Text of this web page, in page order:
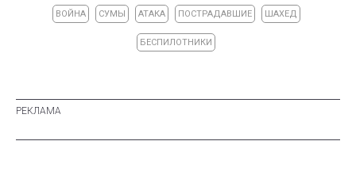
ВОЙНА СУМЫ АТАКА ПОСТРАДАВШИЕ ШАХЕД
БЕСПИЛОТНИКИ